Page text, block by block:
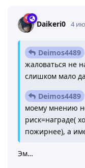
Daikeri0 4
Deimos4489
жаловаться не
слишком мало
Deimos4489
моему мнению
риск=награде(
пожирнее), а
Эм…